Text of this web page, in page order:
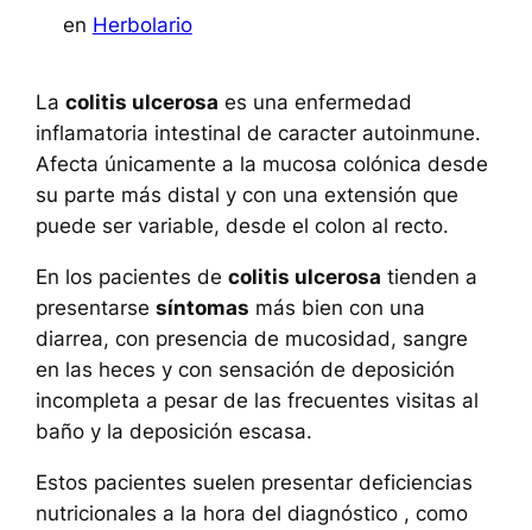
en Herbolario
Lacolitis ulcerosa es una enfermedad
inflamatoria intestinal de caracter autoinmune.
Afecta únicamente a la mucosa colónica desde
su parte más distal y con una extensión que
puede ser variable, desde el colon al recto.
En los pacientes decolitis ulcerosa tienden a
presentarsesíntomas más bien con una
diarrea, con presencia de mucosidad, sangre
en las heces y con sensación de deposición
incompleta a pesar de las frecuentes visitas al
baño y la deposición escasa.
Estos pacientes suelen presentar deficiencias
nutricionales a la hora del diagnóstico , como